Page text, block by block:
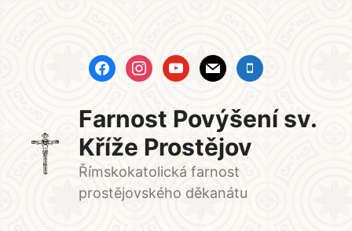
facebookinstagramyoutubemail mobile
Farnost Povýšení sv.
Kříže Prostějov
Římskokatolická farnost
prostějovského děkanátu